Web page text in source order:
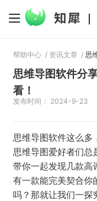
帮助中心 / 资讯文章 /
思维导图软件分
看！
发布时间： 2024-9-23
思维导图软件这么多
思维导图爱好者们总
带你一起发现几款高
有一款能完美契合你
吗？那就让我们一探